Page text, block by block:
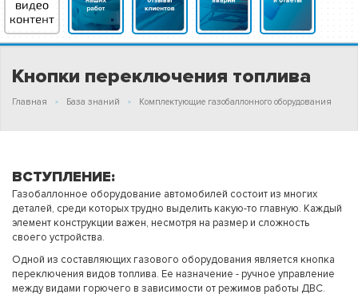
Кнопки переключения топлива
Главная База знаний Комплектующие газобаллонного оборудования
ВСТУПЛЕНИЕ:
Газобаллонное оборудование автомобилей состоит из многих
деталей, среди которых трудно выделить какую-то главную. Каждый
элемент конструкции важен, несмотря на размер и сложность
своего устройства.
Одной из составляющих газового оборудования является кнопка
переключения видов топлива. Ее назначение - ручное управление
между видами горючего в зависимости от режимов работы ДВС.